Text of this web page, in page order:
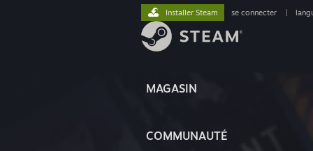
MAGASIN
COMMUNAUTÉ
Installer Steam se connecter